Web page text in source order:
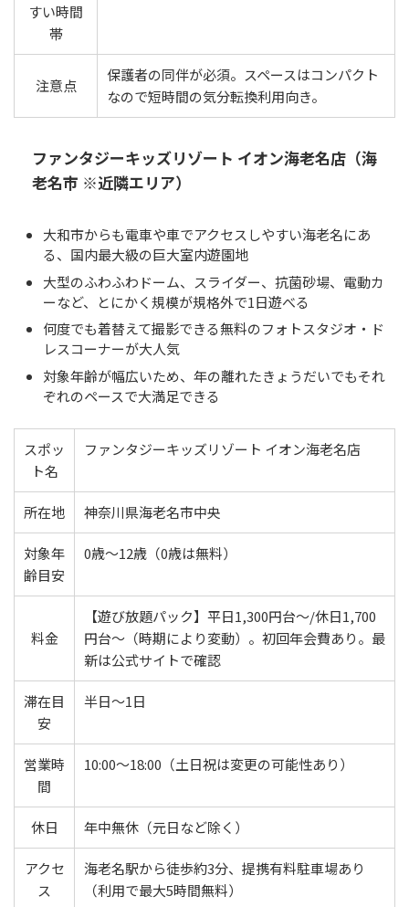
すい時間
帯
注意点
保護者の同伴が必須。スペースはコンパクト
なので短時間の気分転換利用向き。
ファンタジーキッズリゾート イオン海老名店（海
老名市 ※近隣エリア）
大和市からも電車や車でアクセスしやすい海老名にあ
る、国内最大級の巨大室内遊園地
大型のふわふわドーム、スライダー、抗菌砂場、電動カ
ーなど、とにかく規模が規格外で1日遊べる
何度でも着替えて撮影できる無料のフォトスタジオ・ド
レスコーナーが大人気
対象年齢が幅広いため、年の離れたきょうだいでもそれ
ぞれのペースで大満足できる
スポッ
ト名
ファンタジーキッズリゾート イオン海老名店
所在地 神奈川県海老名市中央
対象年
齢目安
0歳〜12歳（0歳は無料）
料金
【遊び放題パック】平日1,300円台〜/休日1,700
円台〜（時期により変動）。初回年会費あり。最
新は公式サイトで確認
滞在目
安
半日〜1日
営業時
間
10:00〜18:00（土日祝は変更の可能性あり）
休日 年中無休（元日など除く）
アクセ
ス
海老名駅から徒歩約3分、提携有料駐車場あり
（利用で最大5時間無料）